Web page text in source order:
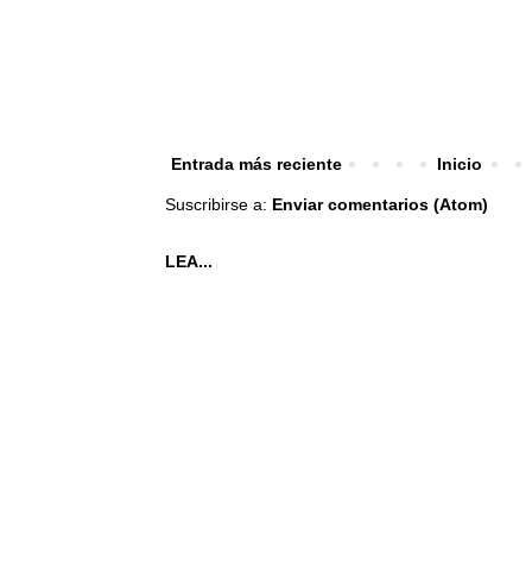
Entrada más reciente Inicio
Suscribirse a: Enviar comentarios (Atom)
LEA...